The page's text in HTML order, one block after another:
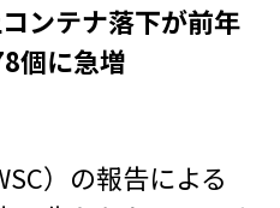
ンテナ落下が前年
個に急増
）の報告による